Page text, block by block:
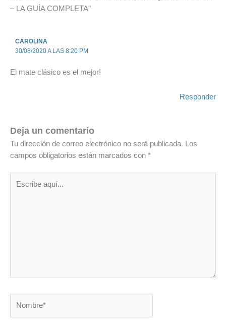
– LA GUÍA COMPLETA”
CAROLINA
30/08/2020 A LAS 8:20 PM
El mate clásico es el mejor!
Responder
Deja un comentario
Tu dirección de correo electrónico no será publicada.
Los
campos obligatorios están marcados con *
aquí...